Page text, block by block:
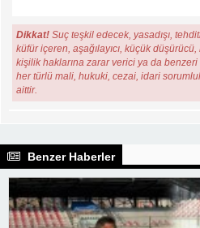
Dikkat! Suç teşkil edecek, yasadışı,
küfür içeren, aşağılayıcı, küçük
kişilik haklarına zarar verici ya da
her türlü mali, hukuki, cezai, idari
aittir.
Benzer Haberler